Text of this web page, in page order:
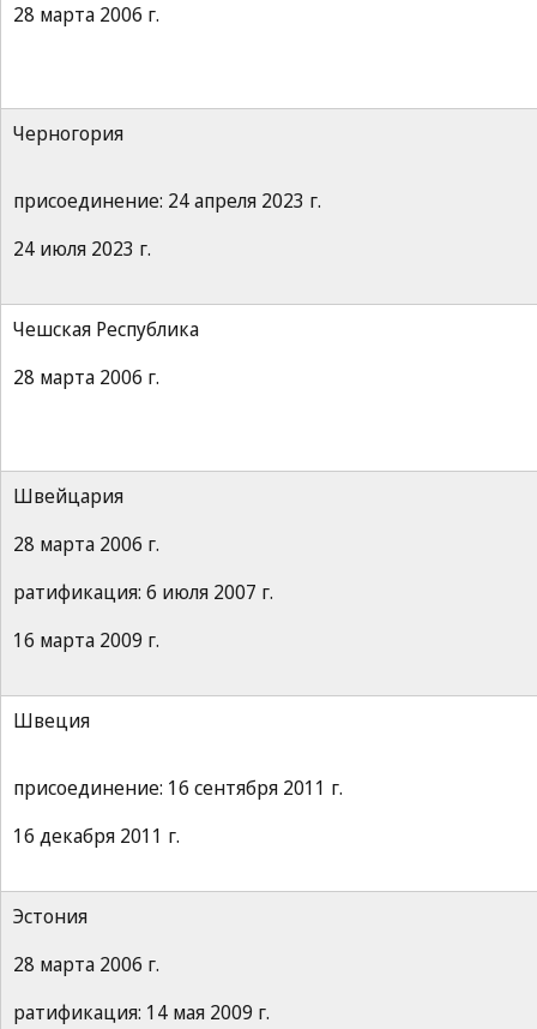
28 марта 2006 г.
Черногория
присоединение: 24 апреля 2023 г.
24 июля 2023 г.
Чешская Республика
28 марта 2006 г.
Швейцария
28 марта 2006 г.
ратификация: 6 июля 2007 г.
16 марта 2009 г.
Швеция
присоединение: 16 сентября 2011 г.
16 декабря 2011 г.
Эстония
28 марта 2006 г.
ратификация: 14 мая 2009 г.